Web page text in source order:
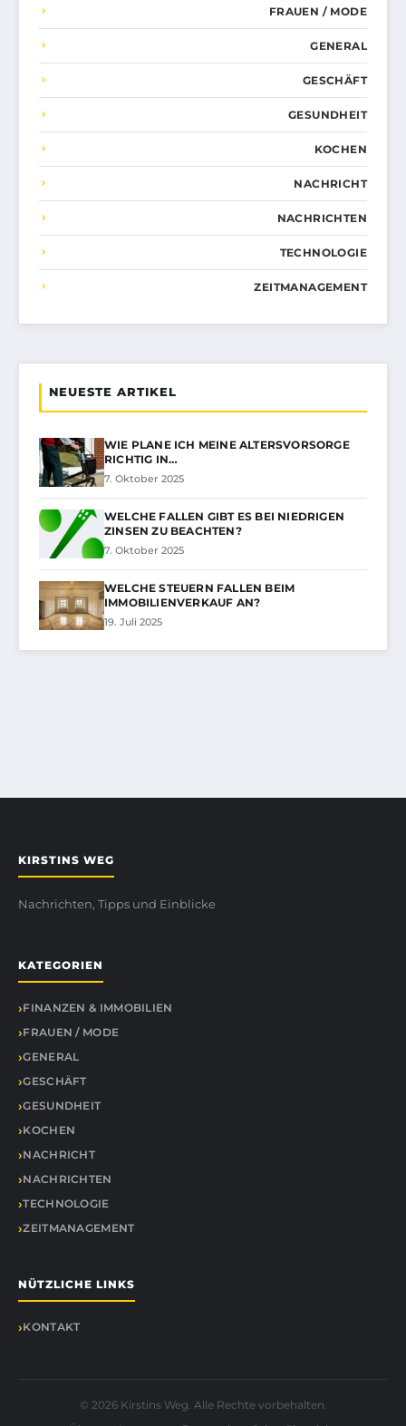
FRAUEN / MODE
GENERAL
GESCHÄFT
GESUNDHEIT
KOCHEN
NACHRICHT
NACHRICHTEN
TECHNOLOGIE
ZEITMANAGEMENT
NEUESTE ARTIKEL
WIE PLANE ICH MEINE ALTERSVORSORGE
RICHTIG IN…
7. Oktober 2025
WELCHE FALLEN GIBT ES BEI NIEDRIGEN
ZINSEN ZU BEACHTEN?
7. Oktober 2025
WELCHE STEUERN FALLEN BEIM
IMMOBILIENVERKAUF AN?
19. Juli 2025
KIRSTINS WEG
Nachrichten, Tipps und Einblicke
KATEGORIEN
FINANZEN & IMMOBILIEN
FRAUEN / MODE
GENERAL
GESCHÄFT
GESUNDHEIT
KOCHEN
NACHRICHT
NACHRICHTEN
TECHNOLOGIE
ZEITMANAGEMENT
NÜTZLICHE LINKS
KONTAKT
© 2026 Kirstins Weg. Alle Rechte vorbehalten.